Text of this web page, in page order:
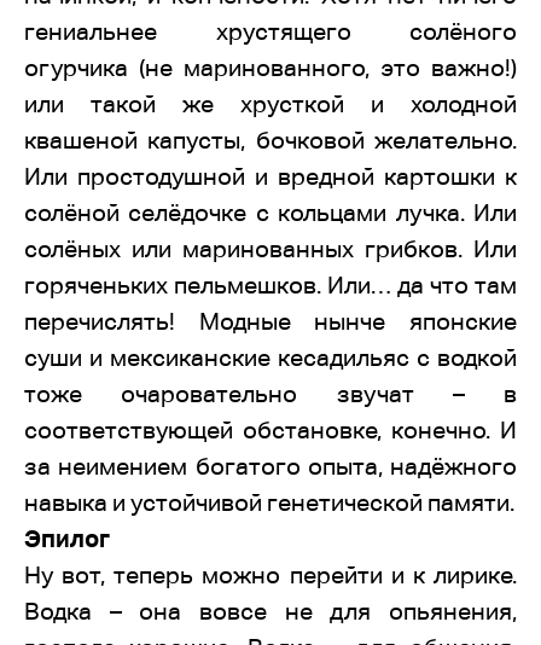
гениальнее хрустящего солёного
огурчика (не маринованного, это важно!)
или такой же хрусткой и холодной
квашеной капусты, бочковой желательно.
Или простодушной и вредной картошки к
солёной селёдочке с кольцами лучка. Или
солёных или маринованных грибков. Или
горяченьких пельмешков. Или… да что там
перечислять! Модные нынче японские
суши и мексиканские кесадильяс с водкой
тоже очаровательно звучат – в
соответствующей обстановке, конечно. И
за неимением богатого опыта, надёжного
навыка и устойчивой генетической памяти.
Эпилог
Ну вот, теперь можно перейти и к лирике.
Водка – она вовсе не для опьянения,